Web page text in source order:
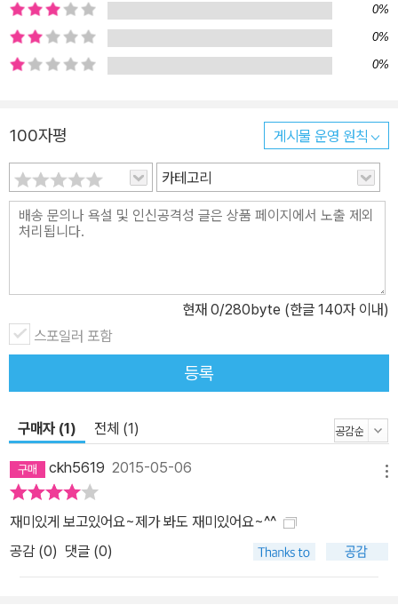
다시 한 번 마법을 부린다. 그러자 무지막지하게 크던 공룡이 강아지
만 해진다! 윌버는 자기랑 몸집이 비슷한 놀이 친구가 생겼다며 몹시
기뻐하고, 위니는 트리케라톱스가 잔디를 먹어 주는 덕분에 직접 잔
하는 소재인 공룡을 등장시키며 위니의 엉뚱한 소동을 생생하게 그려
냈다. 박물관에 가면 공룡 전시실에서 떠날 줄을 모르고, 언젠가 진짜
공룡을 만날 수 있기를 고대하는 위니의 모습은 공룡에 흠뻑 빠진 여
느 아이들의 모습을 그대로 옮겨 놓은 듯하다. 어마어마하게 커다란
몸집에 하늘을 찌를 듯 뾰족한 뿔까지 가졌으면서도 작은 상 하나에
지없다. 강아지와 고양이만큼 자그마해진 공룡과 한 집에서 알콩달콩
사이좋게 살아가는 마지막 장면은 많은 아이들의 소망을 그대로 옮긴
듯 따뜻하고 사랑스럽다. ▣ 화려한 공룡 시대를 그대로 살려 낸 활기
그림은 아이들의 시선을 확 잡아끈다. 이번 작품엔 『샌지와 빵집 주
들, 마녀 위니가 그려진 티셔츠를 입은 어린이 팬 등이 여기저기 숨어
있어 독자들에게 특별한 즐거움을 선사한다. 이야기 속 그리기 대회
에 출품된 작품들 사이엔 피카소, 고흐 등의 화풍을 패러디한 작품들
이 섞여 있어 보는 재미를 더한다. 치열한 경쟁률을 뚫고 선정된 한국
중 하나다.
0%
0%
0%
100자평 게시물 운영 원칙
카테고리
현재 0/280byte (한글 140자 이내)
스포일러 포함
등록
구매자 (1) 전체 (1)
ckh5619 2015-05-06
재미있게 보고있어요~제가 봐도 재미있어요~^^
공감 (0) 댓글 (0)